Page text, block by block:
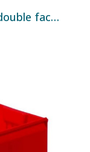
Rack de rangement double face Série ECO avec bacs à bec – Plusieurs configurations